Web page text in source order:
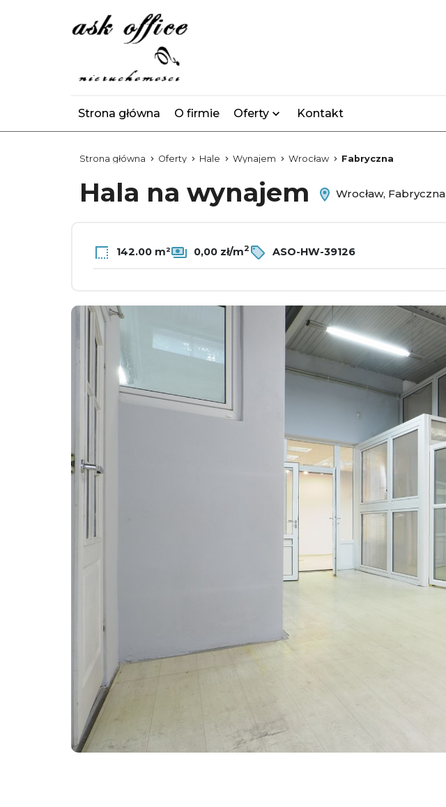
Strona główna O firmie Oferty Kontakt
Strona główna Oferty Hale Wynajem Wrocław Fabryczna
Hala na wynajem Wrocław, Fabryczna
142.00 m² 0,00 zł/m2 ASO-HW-39126